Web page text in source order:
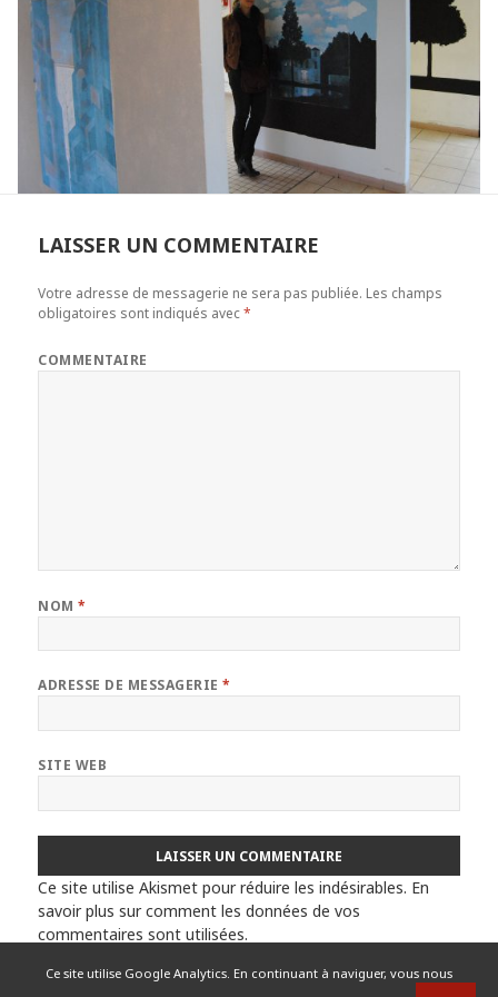
Ce site utilise Google Analytics. En continuant à naviguer, vous nous
LAISSER UN COMMENTAIRE
Votre adresse de messagerie ne sera pas publiée. Les champs
obligatoires sont indiqués avec*
COMMENTAIRE
NOM*
ADRESSE DE MESSAGERIE*
SITE WEB
Ce site utilise Akismet pour réduire les indésirables. En
savoir plus sur comment les données de vos
commentaires sont utilisées.